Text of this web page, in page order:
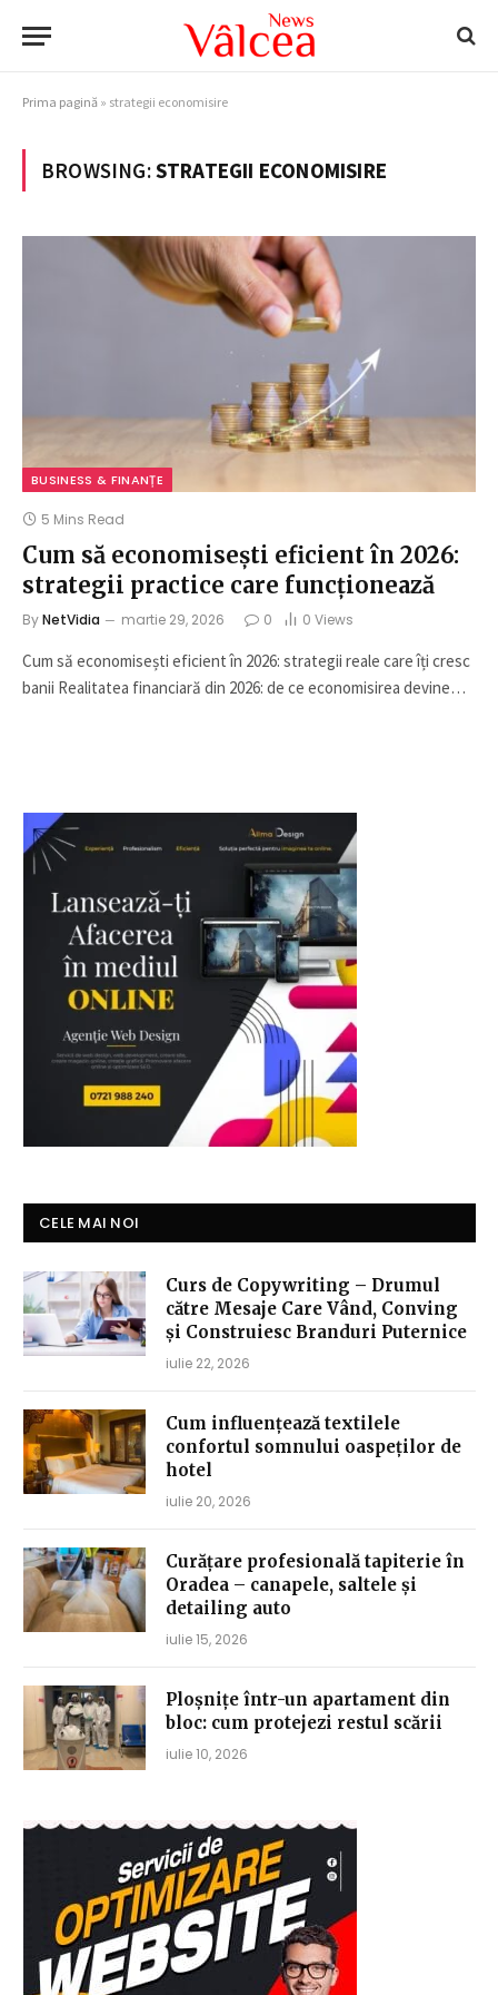
Prima pagină » strategii economisire
BROWSING:STRATEGII ECONOMISIRE
BUSINESS & FINANȚE
5 Mins Read
Cum să economisești eficient în 2026:
strategii practice care funcționează
ByNetVidia martie 29, 2026 0 0 Views
Cum să economisești eficient în 2026: strategii reale care îți cresc
banii Realitatea financiară din 2026: de ce economisirea devine…
CELE MAI NOI
Curs de Copywriting – Drumul
către Mesaje Care Vând, Conving
și Construiesc Branduri Puternice
iulie 22, 2026
Cum influențează textilele
confortul somnului oaspeților de
hotel
iulie 20, 2026
Curățare profesională tapiterie în
Oradea – canapele, saltele și
detailing auto
iulie 15, 2026
Ploșnițe într-un apartament din
bloc: cum protejezi restul scării
iulie 10, 2026